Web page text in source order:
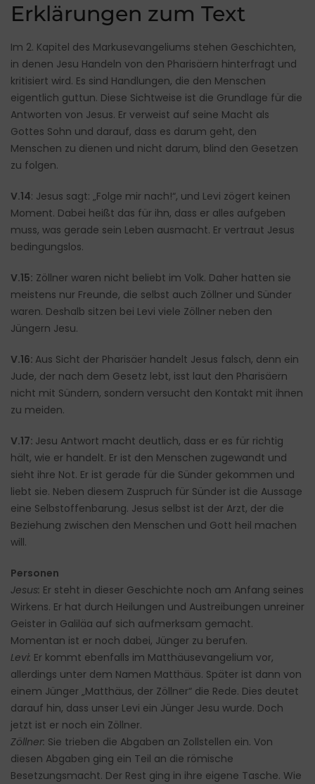
Erklärungen zum Text
Im 2. Kapitel des Markusevangeliums stehen Geschichten,
in denen Jesu Handeln von den Pharisäern hinterfragt und
kritisiert wird. Es sind Handlungen, die den Menschen
eigentlich guttun. Diese Sichtweise ist die Grundlage für die
Antworten von Jesus. Er verweist auf seine Macht als
Gottes Sohn und darauf, dass es darum geht, den
Menschen zu dienen und nicht darum, blind den Gesetzen
zu folgen.
V.14: Jesus sagt: „Folge mir nach!“, und Levi zögert keinen
Moment. Dabei heißt das für ihn, dass er alles aufgeben
muss, was gerade sein Leben ausmacht. Er vertraut Jesus
bedingungslos.
V.15: Zöllner waren nicht beliebt im Volk. Daher hatten sie
meistens nur Freunde, die selbst auch Zöllner und Sünder
waren. Deshalb sitzen bei Levi viele Zöllner neben den
Jüngern Jesu.
V.16: Aus Sicht der Pharisäer handelt Jesus falsch, denn ein
Jude, der nach dem Gesetz lebt, isst laut den Pharisäern
nicht mit Sündern, sondern versucht den Kontakt mit ihnen
zu meiden.
V.17: Jesu Antwort macht deutlich, dass er es für richtig
hält, wie er handelt. Er ist den Menschen zugewandt und
sieht ihre Not. Er ist gerade für die Sünder gekommen und
liebt sie. Neben diesem Zuspruch für Sünder ist die Aussage
eine Selbstoffenbarung. Jesus selbst ist der Arzt, der die
Beziehung zwischen den Menschen und Gott heil machen
will.
Personen
Jesus: Er steht in dieser Geschichte noch am Anfang seines
Wirkens. Er hat durch Heilungen und Austreibungen unreiner
Geister in Galiläa auf sich aufmerksam gemacht.
Momentan ist er noch dabei, Jünger zu berufen.
Levi: Er kommt ebenfalls im Matthäusevangelium vor,
allerdings unter dem Namen Matthäus. Später ist dann von
einem Jünger „Matthäus, der Zöllner“ die Rede. Dies deutet
darauf hin, dass unser Levi ein Jünger Jesu wurde. Doch
jetzt ist er noch ein Zöllner.
Zöllner: Sie trieben die Abgaben an Zollstellen ein. Von
diesen Abgaben ging ein Teil an die römische
Besetzungsmacht. Der Rest ging in ihre eigene Tasche. Wie